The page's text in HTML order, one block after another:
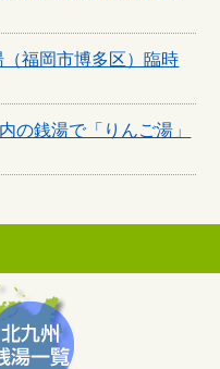
福岡市博多区）臨時
の銭湯で「りんご湯」